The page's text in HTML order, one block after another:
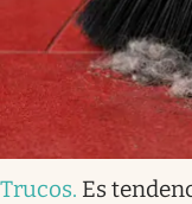
Trucos. Es